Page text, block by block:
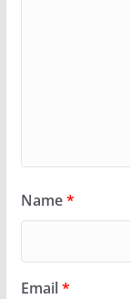
Name*
Email*